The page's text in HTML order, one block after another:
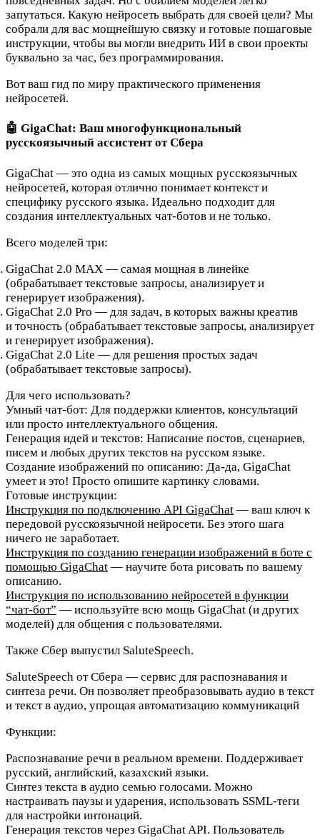
запутаться. Какую нейросеть выбрать для своей цели? Мы
собрали для вас мощнейшую связку и готовые пошаговые
инструкции, чтобы вы могли внедрить ИИ в свои проекты
буквально за час, без программирования.
Вот ваш гид по миру практического применения
нейросетей.
🤖 GigaChat: Ваш многофункциональный
русскоязычный ассистент от Сбера
GigaChat — это одна из самых мощных русскоязычных
нейросетей, которая отлично понимает контекст и
специфику русского языка. Идеально подходит для
создания интеллектуальных чат-ботов и не только.
Всего моделей три:
GigaChat 2.0 MAX — самая мощная в линейке
(обрабатывает текстовые запросы, анализирует и
генерирует изображения).
GigaChat 2.0 Pro — для задач, в которых важны креатив
и точность (обрабатывает текстовые запросы, анализирует
и генерирует изображения).
GigaChat 2.0 Lite — для решения простых задач
(обрабатывает текстовые запросы).
Для чего использовать?
Умный чат-бот: Для поддержки клиентов, консультаций
или просто интеллектуального общения.
Генерация идей и текстов: Написание постов, сценариев,
писем и любых других текстов на русском языке.
Создание изображений по описанию: Да-да, GigaChat
умеет и это! Просто опишите картинку словами.
Готовые инструкции:
Инструкция по подключению API GigaChat — ваш ключ к
передовой русскоязычной нейросети. Без этого шага
ничего не заработает.
Инструкция по созданию генерации изображений в боте с
помощью GigaChat — научите бота рисовать по вашему
описанию.
Инструкция по использованию нейросетей в функции
“чат-бот” — используйте всю мощь GigaChat (и других
моделей) для общения с пользователями.
Также Сбер выпустил SaluteSpeech.
SaluteSpeech от Сбера — сервис для распознавания и
синтеза речи. Он позволяет преобразовывать аудио в текст
и текст в аудио, упрощая автоматизацию коммуникаций
Функции:
Распознавание речи в реальном времени. Поддерживает
русский, английский, казахский языки.
Синтез текста в аудио семью голосами. Можно
настраивать паузы и ударения, использовать SSML-теги
для настройки интонаций.
Генерация текстов через GigaChat API. Пользователь